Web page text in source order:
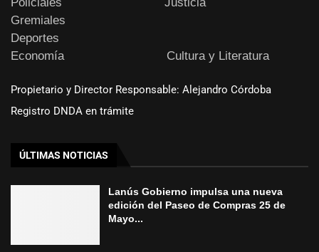
Gremiales
Deportes
Economía
Cultura y Literatura
Propietario y Director Responsable: Alejandro Córdoba
Registro DNDA en trámite
ÚLTIMAS NOTICIAS
Lanús Gobierno impulsa una nueva
edición del Paseo de Compras 25 de
Mayo...